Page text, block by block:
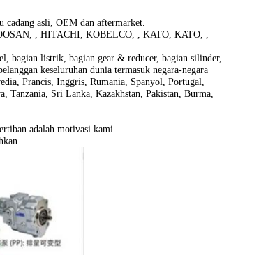
cadang asli, OEM dan aftermarket.
, HITACHI, KOBELCO, , KATO, KATO, ,
bagian listrik, bagian gear & reducer, bagian silinder,
keseluruhan dunia termasuk negara-negara
Prancis, Inggris, Rumania, Spanyol, Portugal,
Sri Lanka, Kazakhstan, Pakistan, Burma,
adalah motivasi kami.